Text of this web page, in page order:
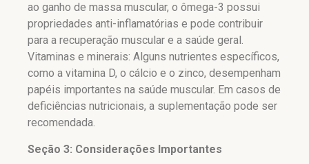
ao ganho de massa muscular, o ômega-3 possui
propriedades anti-inflamatórias e pode contribuir
para a recuperação muscular e a saúde geral.
Vitaminas e minerais: Alguns nutrientes específicos,
como a vitamina D, o cálcio e o zinco, desempenham
papéis importantes na saúde muscular. Em casos de
deficiências nutricionais, a suplementação pode ser
recomendada.
Seção 3: Considerações Importantes